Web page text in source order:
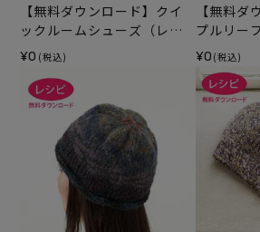
【無料ダウンロード】クイ
ックルームシューズ（レシ
ピ）
¥0 (税込)
【無料ダ
プルリー
ピ）
¥0 (税込)